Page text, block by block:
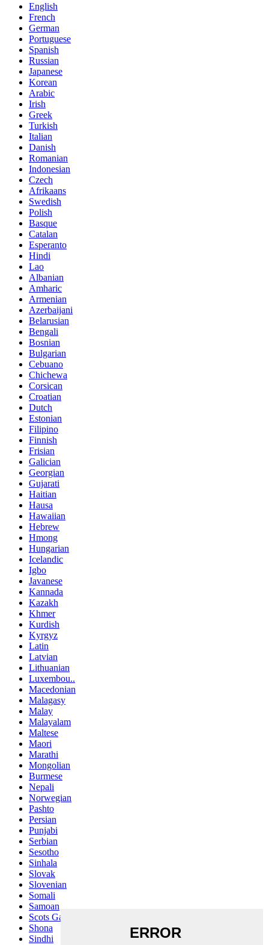
English
French
German
Portuguese
Spanish
Russian
Japanese
Korean
Arabic
Irish
Greek
Turkish
Italian
Danish
Romanian
Indonesian
Czech
Afrikaans
Swedish
Polish
Basque
Catalan
Esperanto
Hindi
Lao
Albanian
Amharic
Armenian
Azerbaijani
Belarusian
Bengali
Bosnian
Bulgarian
Cebuano
Chichewa
Corsican
Croatian
Dutch
Estonian
Filipino
Finnish
Frisian
Galician
Georgian
Gujarati
Haitian
Hausa
Hawaiian
Hebrew
Hmong
Hungarian
Icelandic
Igbo
Javanese
Kannada
Kazakh
Khmer
Kurdish
Kyrgyz
Latin
Latvian
Lithuanian
Luxembou..
Macedonian
Malagasy
Malay
Malayalam
Maltese
Maori
Marathi
Mongolian
Burmese
Nepali
Norwegian
Pashto
Persian
Punjabi
Serbian
Sesotho
Sinhala
Slovak
Slovenian
Somali
Samoan
Scots Gaelic
Shona
Sindhi